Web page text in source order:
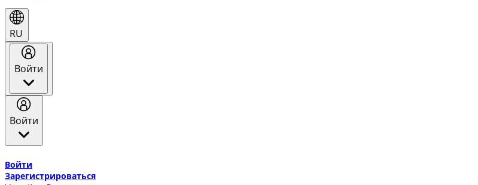
RU
Войти
Войти
Войти
Зарегистрироваться